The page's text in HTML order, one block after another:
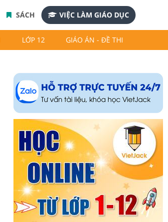
SÁCH VIỆC LÀM GIÁO DỤC
LỚP 12 GIÁO ÁN - ĐỀ THI